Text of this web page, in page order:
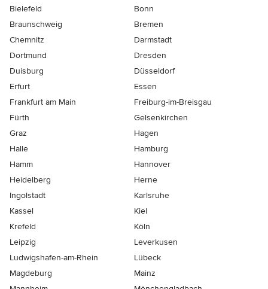
Bielefeld
Bonn
Braunschweig
Bremen
Chemnitz
Darmstadt
Dortmund
Dresden
Duisburg
Düsseldorf
Erfurt
Essen
Frankfurt am Main
Freiburg-im-Breisgau
Fürth
Gelsenkirchen
Graz
Hagen
Halle
Hamburg
Hamm
Hannover
Heidelberg
Herne
Ingolstadt
Karlsruhe
Kassel
Kiel
Krefeld
Köln
Leipzig
Leverkusen
Ludwigshafen-am-Rhein
Lübeck
Magdeburg
Mainz